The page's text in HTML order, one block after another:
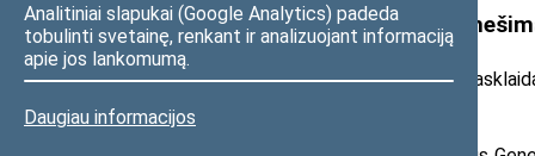
Analitiniai slapukai (Google Analytics) padeda
tobulinti svetainę, renkant ir analizuojant informaciją
apie jos lankomumą.
Daugiau informacijos
Seimo nario A. Petrošiaus
2023 m. lapkričio 16 d. pranešimas